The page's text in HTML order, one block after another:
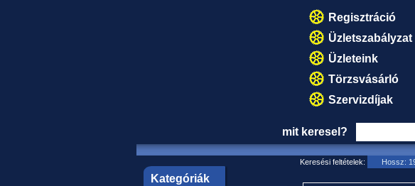
Regisztráció
Üzletszabályzat
Üzleteink
Törzsvásárló
Szervizdíjak
mit keresel?
Kategóriák
Keresési feltételek: Hossz: